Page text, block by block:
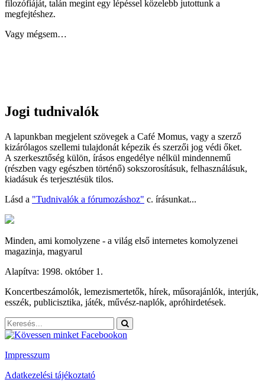
filozófiáját, talán megint egy lépéssel közelebb jutottunk a
megfejtéshez.
Vagy mégsem…
Jogi tudnivalók
A lapunkban megjelent szövegek a Café Momus, vagy a szerző
kizárólagos szellemi tulajdonát képezik és szerzői jog védi őket.
A szerkesztőség külön, írásos engedélye nélkül mindennemű
(részben vagy egészben történő) sokszorosításuk, felhasználásuk,
kiadásuk és terjesztésük tilos.
Lásd a "Tudnivalók a fórumozáshoz" c. írásunkat...
Minden, ami komolyzene - a világ első internetes komolyzenei
magazinja, magyarul
Alapítva: 1998. október 1.
Koncertbeszámolók, lemezismertetők, hírek, műsorajánlók, interjúk,
esszék, publicisztika, játék, művész-naplók, apróhirdetések.
Impresszum
Adatkezelési tájékoztató